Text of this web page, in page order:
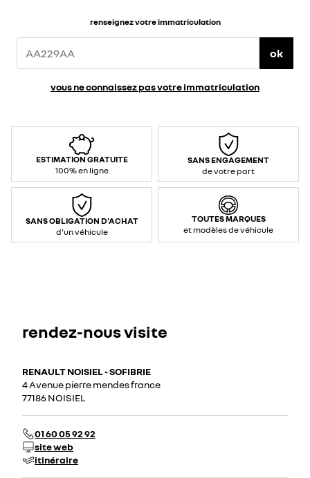
renseignez votre immatriculation
ok
vous ne connaissez pas votre immatriculation
ESTIMATION GRATUITE
100% en ligne
SANS ENGAGEMENT
de votre part
SANS OBLIGATION D'ACHAT
d'un véhicule
TOUTES MARQUES
et modèles de véhicule
rendez-nous visite
RENAULT NOISIEL - SOFIBRIE
4 Avenue pierre mendes france
77186 NOISIEL
01 60 05 92 92
site web
itinéraire